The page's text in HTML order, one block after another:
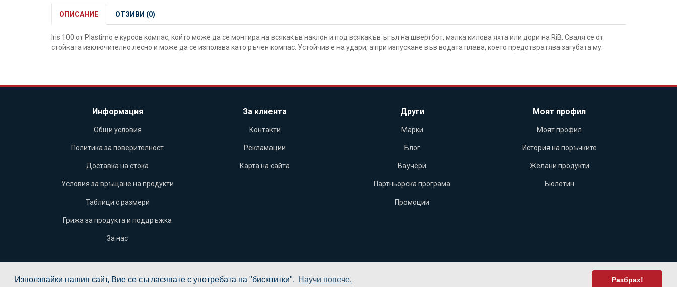
Използвайки нашия сайт, Вие се съгласявате с употребата на "бисквитки". Научи повече. Разбрах!
ОПИСАНИЕ ОТЗИВИ (0)
Iris 100 от Plastimo е курсов компас, който може да се монтира на всякакъв наклон и под всякакъв ъгъл на швертбот, малка килова яхта или дори на RiB. Сваля се от
стойката изключително лесно и може да се използва като ръчен компас. Устойчив е на удари, а при изпускане във водата плава, което предотвратява загубата му.
Информация
Общи условия
Политика за поверителност
Доставка на стока
Условия за връщане на продукти
Таблици с размери
Грижа за продукта и поддръжка
За нас
За клиента
Контакти
Рекламации
Карта на сайта
Други
Марки
Блог
Ваучери
Партньорска програма
Промоции
Моят профил
Моят профил
История на поръчките
Желани продукти
Бюлетин